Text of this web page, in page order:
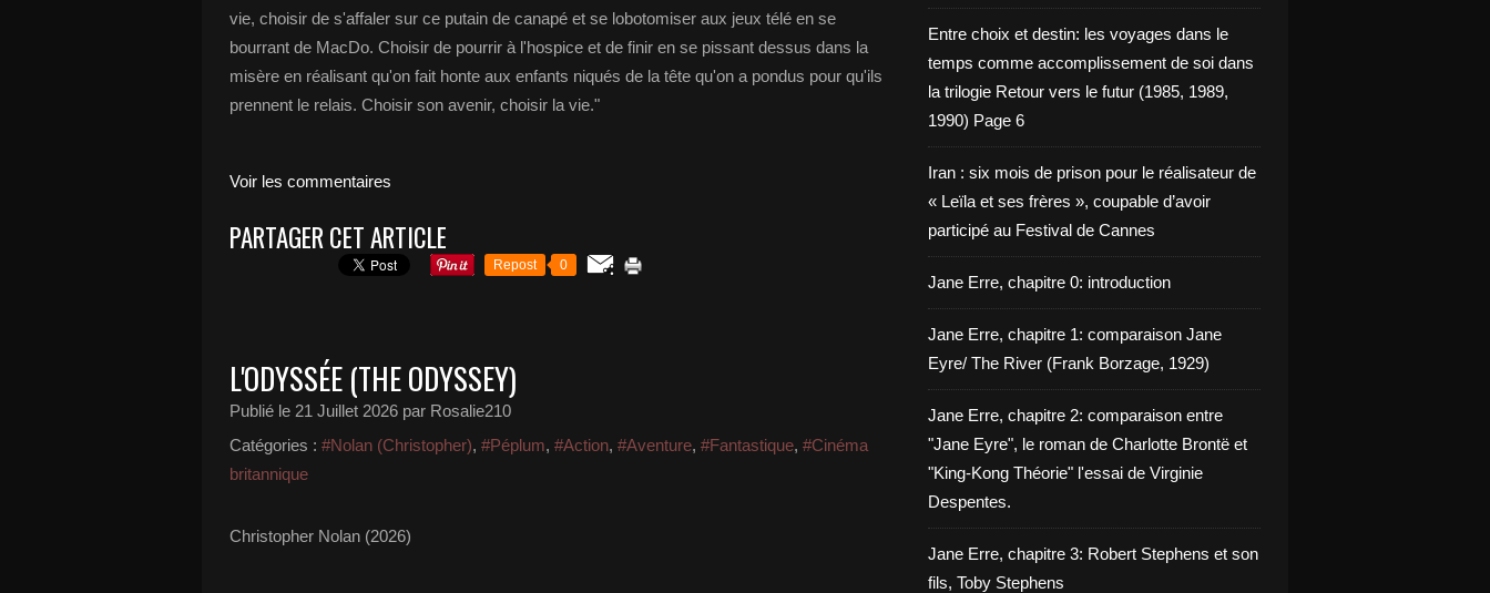
vie, choisir de s'affaler sur ce putain de canapé et se lobotomiser aux jeux télé en se
bourrant de MacDo. Choisir de pourrir à l'hospice et de finir en se pissant dessus dans la
misère en réalisant qu'on fait honte aux enfants niqués de la tête qu'on a pondus pour qu'ils
prennent le relais. Choisir son avenir, choisir la vie."
Voir les commentaires
PARTAGER CET ARTICLE
Repost 0
L'ODYSSÉE (THE ODYSSEY)
Publié le 21 Juillet 2026 par Rosalie210
Catégories : #Nolan (Christopher), #Péplum, #Action, #Aventure, #Fantastique, #Cinéma
britannique
Christopher Nolan (2026)
Entre choix et destin: les voyages dans le
temps comme accomplissement de soi dans
la trilogie Retour vers le futur (1985, 1989,
1990) Page 6
Iran : six mois de prison pour le réalisateur de
« Leïla et ses frères », coupable d’avoir
participé au Festival de Cannes
Jane Erre, chapitre 0: introduction
Jane Erre, chapitre 1: comparaison Jane
Eyre/ The River (Frank Borzage, 1929)
Jane Erre, chapitre 2: comparaison entre
"Jane Eyre", le roman de Charlotte Brontë et
"King-Kong Théorie" l'essai de Virginie
Despentes.
Jane Erre, chapitre 3: Robert Stephens et son
fils, Toby Stephens